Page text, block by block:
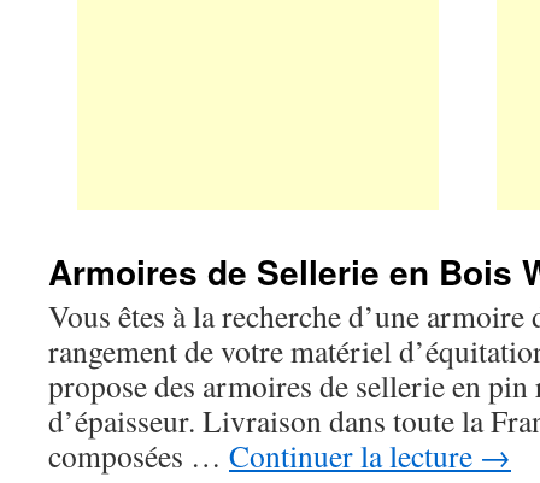
Armoires de Sellerie en Bois
Vous êtes à la recherche d’une
rangement de votre matériel
propose des armoires de sellerie en
d’épaisseur. Livraison dans toute la
composées … Continuer la lecture →